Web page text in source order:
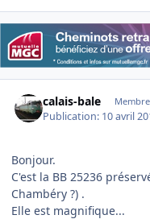
calais-bale
Publication: 10 avril
Bonjour.
C'est la BB 25236
Chambéry ?) .
Elle est magnifique...